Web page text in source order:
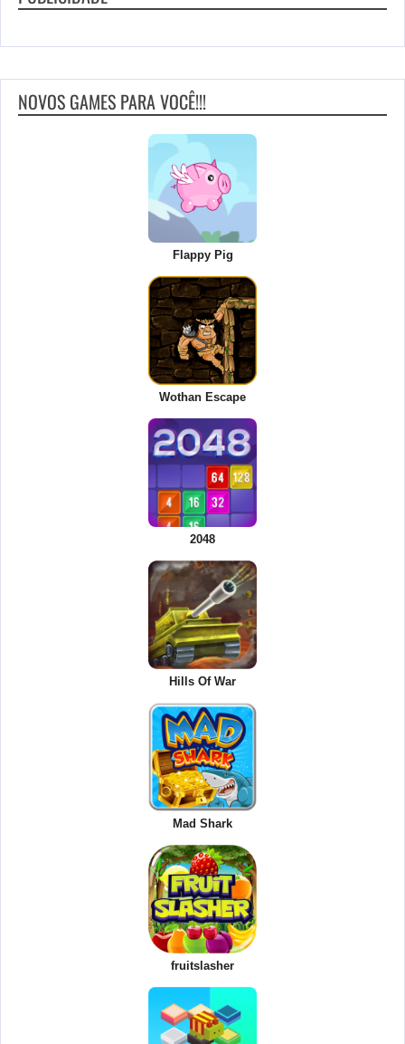
NOVOS GAMES PARA VOCÊ!!!
Flappy Pig
Wothan Escape
2048
Hills Of War
Mad Shark
fruitslasher